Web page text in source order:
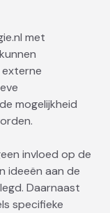
met
mogelijkheid
invloed op de
ideeën aan de
Daarnaast
specifieke